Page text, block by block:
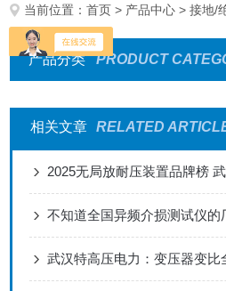
当前位置：首页 > 产品中心 >接地/
产品分类 PRODUCT
相关文章 RELATED
2025无局放耐压装置品牌榜